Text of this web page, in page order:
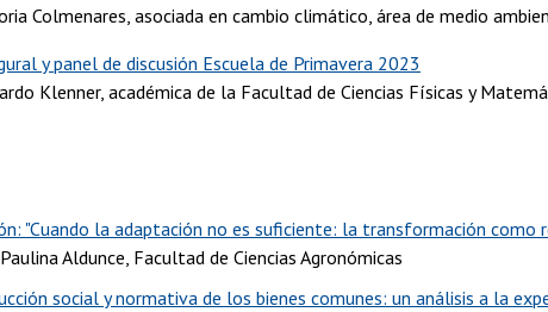
Colmenares, asociada en cambio climático, área de medio
y panel de discusión Escuela de Primavera 2023
Klenner, académica de la Facultad de Ciencias Físicas y
"Cuando la adaptación no es suficiente: la transformación
Aldunce, Facultad de Ciencias Agronómicas
social y normativa de los bienes comunes: un análisis a la